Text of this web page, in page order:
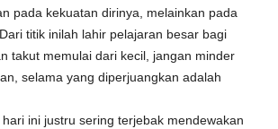
pada kekuatan dirinya, melainkan pada
titik inilah lahir pelajaran besar bagi
takut memulai dari kecil, jangan minder
selama yang diperjuangkan adalah
ini justru sering terjebak mendewakan